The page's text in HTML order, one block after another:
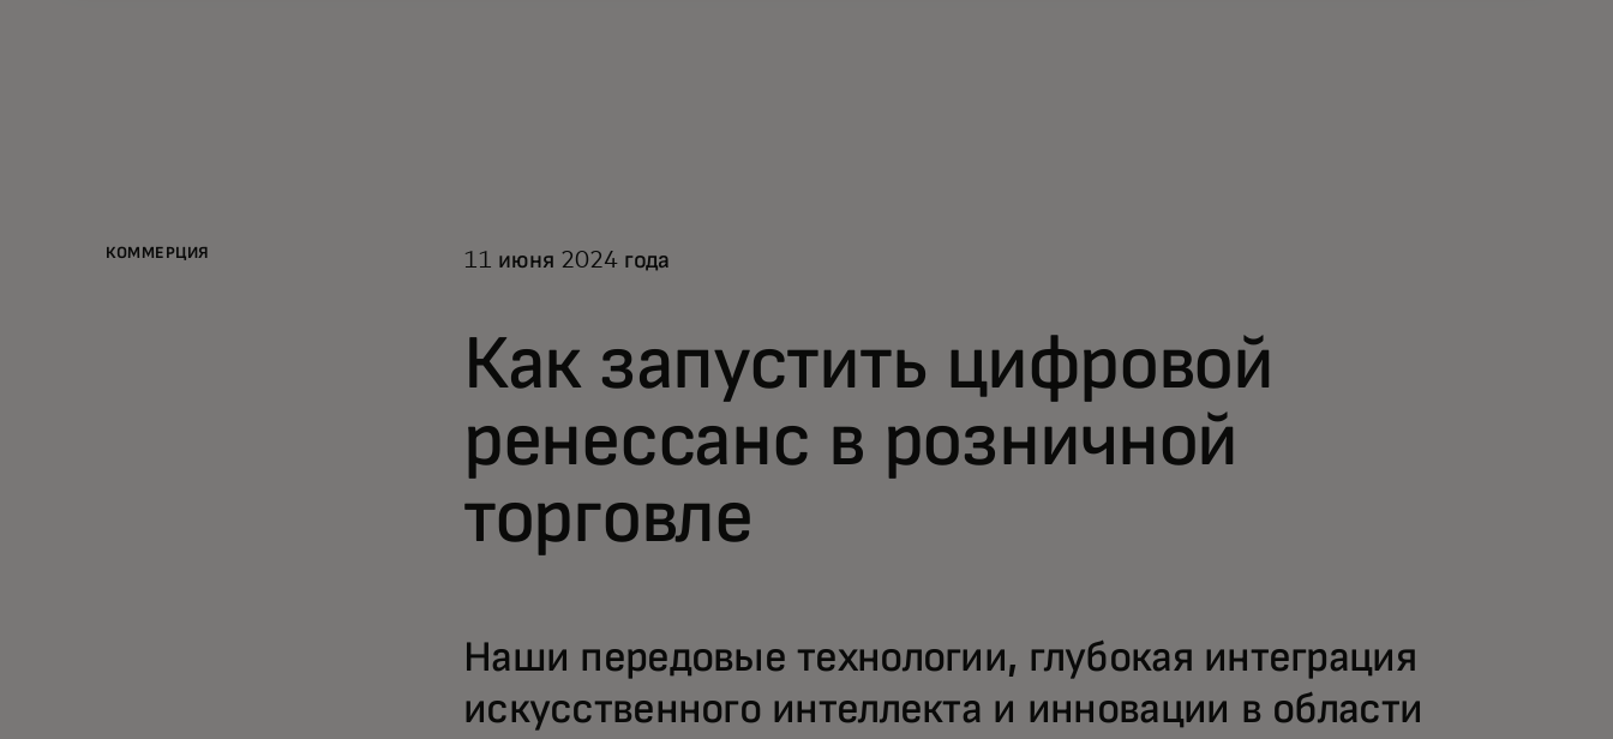
КОММЕРЦИЯ 11 июня 2024 года
Как запустить цифровой
ренессанс в розничной
торговле
Наши передовые технологии, глубокая интеграция
искусственного интеллекта и инновации в области